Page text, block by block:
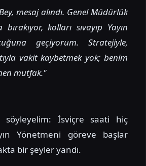
mesaj alındı. Genel Müdürlük
kolları sıvayıp Yayın
geçiyorum. Stratejiyle,
vakit kaybetmek yok; benim
mutfak."
İsviçre saati hiç
Yönetmeni göreve başlar
bir şeyler yandı.